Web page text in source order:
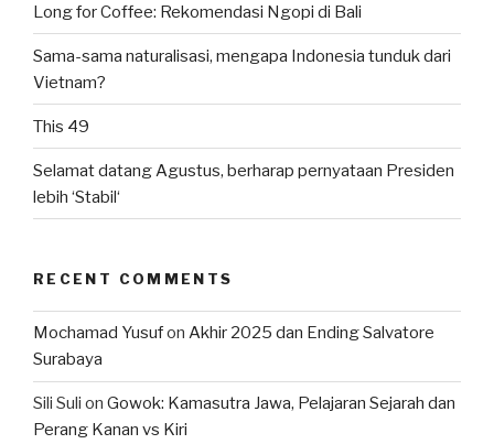
Long for Coffee: Rekomendasi Ngopi di Bali
Sama-sama naturalisasi, mengapa Indonesia tunduk dari
Vietnam?
This 49
Selamat datang Agustus, berharap pernyataan Presiden
lebih ‘Stabil‘
RECENT COMMENTS
Mochamad Yusufon Akhir 2025 dan Ending Salvatore
Surabaya
Sili Suli on Gowok: Kamasutra Jawa, Pelajaran Sejarah dan
Perang Kanan vs Kiri